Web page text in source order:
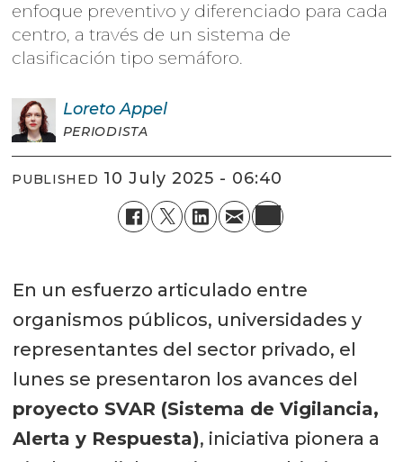
enfoque preventivo y diferenciado para cada
centro, a través de un sistema de
clasificación tipo semáforo.
Loreto Appel
PERIODISTA
PUBLISHED 10 July 2025 - 06:40
En un esfuerzo articulado entre
organismos públicos, universidades y
representantes del sector privado, el
lunes se presentaron los avances del
proyecto SVAR (Sistema de Vigilancia,
Alerta y Respuesta), iniciativa pionera a